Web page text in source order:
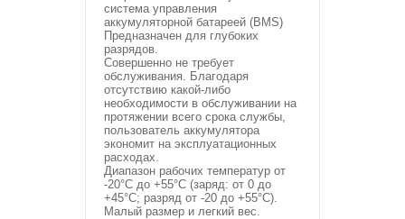
система управления
аккумуляторной батареей (BMS)
Предназначен для глубоких
разрядов.
Совершенно не требует
обслуживания. Благодаря
отсутствию какой-либо
необходимости в обслуживании на
протяжении всего срока службы,
пользователь аккумулятора
экономит на эксплуатационных
расходах.
Диапазон рабочих температур от
-20°С до +55°С (заряд: от 0 до
+45°С; разряд от -20 до +55°С).
Малый размер и легкий вес.